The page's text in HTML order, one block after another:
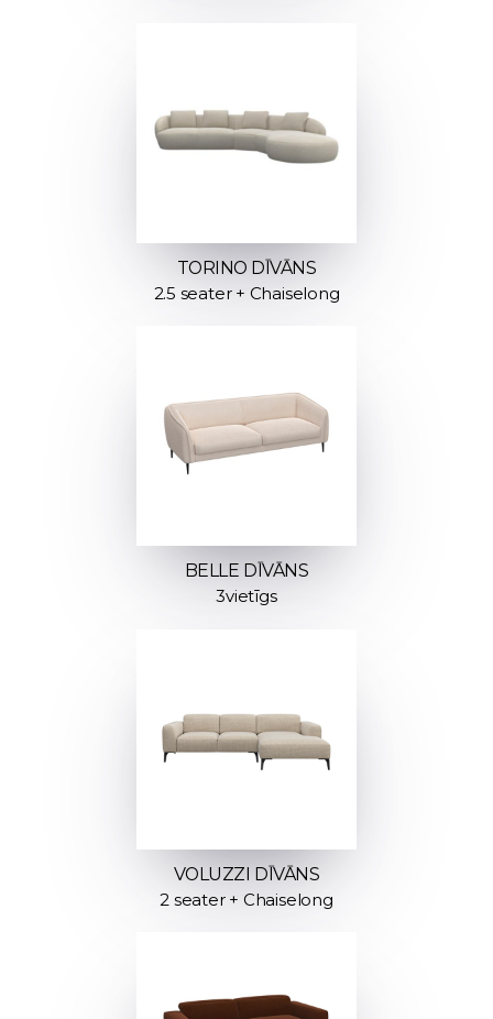
TORINO DĪVĀNS
2.5 seater + Chaiselong
BELLE DĪVĀNS
3vietīgs
VOLUZZI DĪVĀNS
2 seater + Chaiselong